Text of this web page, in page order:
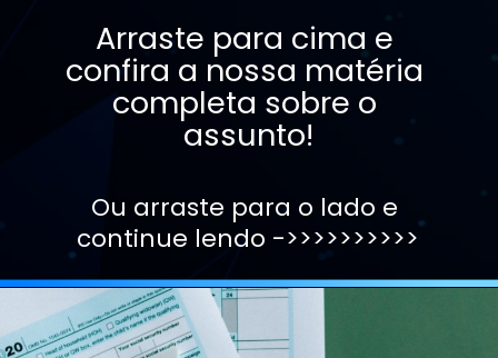
Arraste para cima e
confira a nossa matéria
completa sobre o
assunto!
Ou arraste para o lado e
continue lendo ->>>>>>>>>>